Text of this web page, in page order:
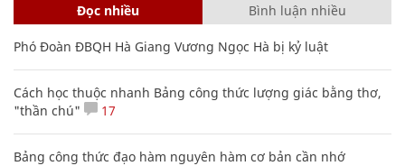
Đọc nhiều Bình luận nhiều
Phó Đoàn ĐBQH Hà Giang Vương Ngọc Hà bị kỷ luật
Cách học thuộc nhanh Bảng công thức lượng giác bằng thơ,
"thần chú"
17
Bảng công thức đạo hàm nguyên hàm cơ bản cần nhớ